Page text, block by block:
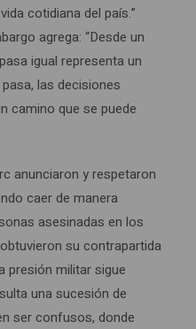
cotidiana del país.”
agrega: “Desde un
igual representa un
las decisiones
camino que se puede
anunciaron y respetaron
caer de manera
asesinadas en los
su contrapartida
presión militar sigue
una sucesión de
ser confusos, donde